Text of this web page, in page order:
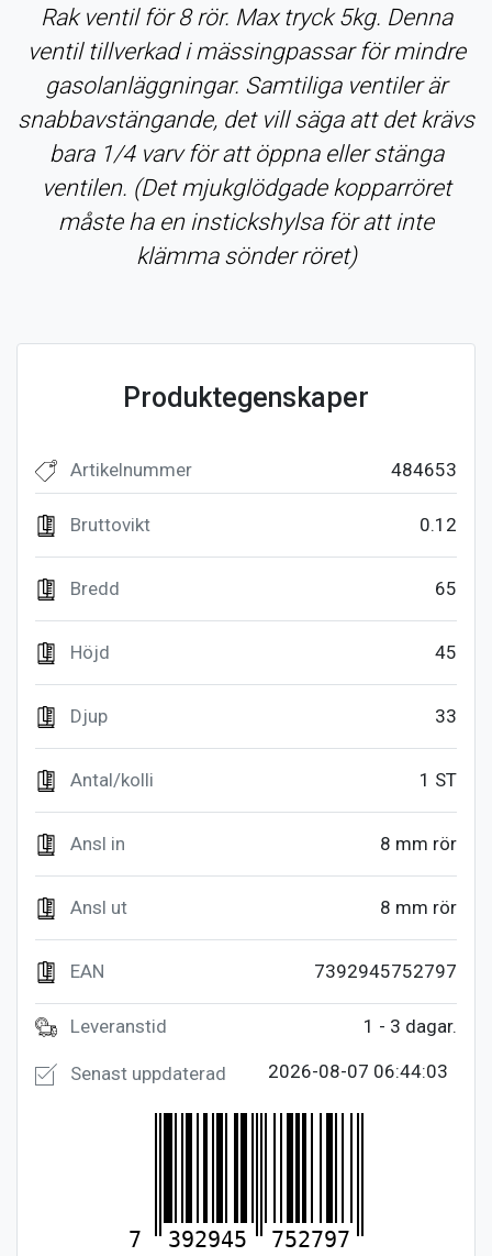
Rak ventil för 8 rör. Max tryck 5kg. Denna
ventil tillverkad i mässingpassar för mindre
gasolanläggningar. Samtiliga ventiler är
snabbavstängande, det vill säga att det krävs
bara 1/4 varv för att öppna eller stänga
ventilen. (Det mjukglödgade kopparröret
måste ha en instickshylsa för att inte
klämma sönder röret)
Produktegenskaper
484653
Artikelnummer
0.12
Bruttovikt
65
Bredd
45
Höjd
33
Djup
1 ST
Antal/kolli
8 mm rör
Ansl in
8 mm rör
Ansl ut
7392945752797
EAN
1 - 3 dagar.
Leveranstid
2026-08-07 06:44:03
Senast uppdaterad
7 392945 752797